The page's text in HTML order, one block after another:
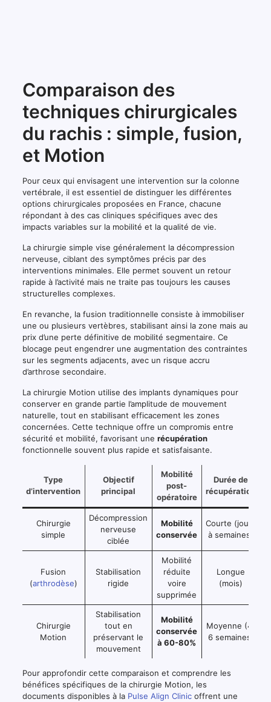
Comparaison des
techniques chirurgicales
du rachis : simple, fusion,
et Motion
Pour ceux qui envisagent une intervention sur la colonne
vertébrale, il est essentiel de distinguer les différentes
options chirurgicales proposées en France, chacune
répondant à des cas cliniques spécifiques avec des
impacts variables sur la mobilité et la qualité de vie.
La chirurgie simple vise généralement la décompression
nerveuse, ciblant des symptômes précis par des
interventions minimales. Elle permet souvent un retour
rapide à l’activité mais ne traite pas toujours les causes
structurelles complexes.
En revanche, la fusion traditionnelle consiste à immobiliser
une ou plusieurs vertèbres, stabilisant ainsi la zone mais au
prix d’une perte définitive de mobilité segmentaire. Ce
blocage peut engendrer une augmentation des contraintes
sur les segments adjacents, avec un risque accru
d’arthrose secondaire.
La chirurgie Motion utilise des implants dynamiques pour
conserver en grande partie l’amplitude de mouvement
naturelle, tout en stabilisant efficacement les zones
concernées. Cette technique offre un compromis entre
sécurité et mobilité, favorisant une récupération
fonctionnelle souvent plus rapide et satisfaisante.
Type
d’intervention
Objectif
principal
Mobilité
post-
opératoire
Durée de
récupération
Chirurgie
simple
Décompression
nerveuse
ciblée
Mobilité
conservée
Courte (jours
à semaines)
Fusion
(arthrodèse)
Stabilisation
rigide
Mobilité
réduite
voire
supprimée
Longue
(mois)
Chirurgie
Motion
Stabilisation
tout en
préservant le
mouvement
Mobilité
conservée
à 60-80%
Moyenne (4-
6 semaines)
Pour approfondir cette comparaison et comprendre les
bénéfices spécifiques de la chirurgie Motion, les
documents disponibles à la Pulse Align Clinicoffrent une